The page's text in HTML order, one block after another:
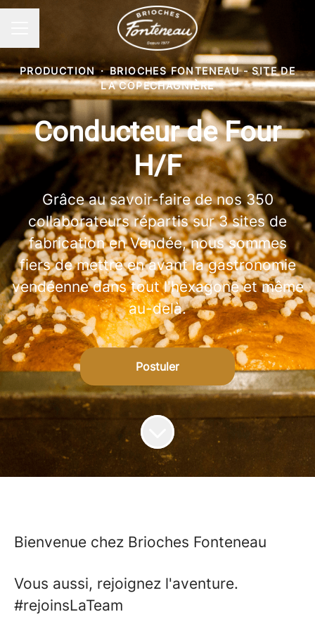
PRODUCTION · BRIOCHES FONTENEAU - SITE DE
LA COPECHAGNIÈRE
Conducteur de Four
H/F
Grâce au savoir-faire de nos 350
collaborateurs répartis sur 3 sites de
fabrication en Vendée, nous sommes
fiers de mettre en avant la gastronomie
vendéenne dans tout l'hexagone et même
au-delà.
Postuler
Bienvenue chez Brioches Fonteneau
Vous aussi, rejoignez l'aventure.
#rejoinsLaTeam